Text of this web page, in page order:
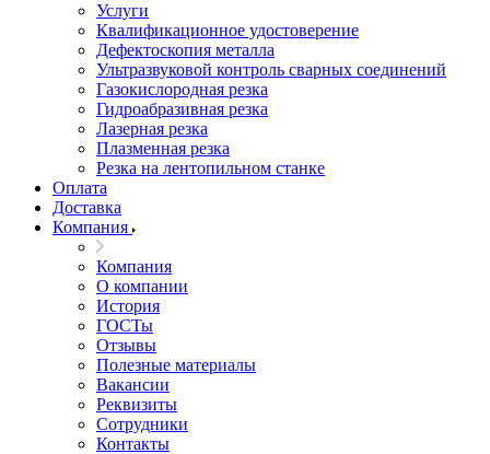
Услуги
Квалификационное удостоверение
Дефектоскопия металла
Ультразвуковой контроль сварных соединений
Газокислородная резка
Гидроабразивная резка
Лазерная резка
Плазменная резка
Резка на лентопильном станке
Оплата
Доставка
Компания
Компания
О компании
История
ГОСТы
Отзывы
Полезные материалы
Вакансии
Реквизиты
Сотрудники
Контакты